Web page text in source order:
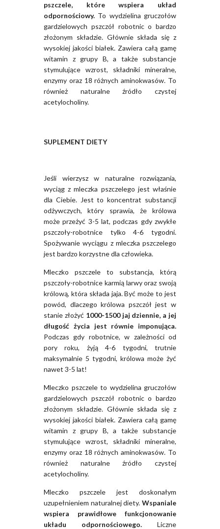
pszczele, które wspiera układ
odpornościowy. To wydzielina gruczołów
gardzielowych pszczół robotnic o bardzo
złożonym składzie. Głównie składa się z
wysokiej jakości białek. Zawiera całą gamę
witamin z grupy B, a także substancje
stymulujące wzrost, składniki mineralne,
enzymy oraz 18 różnych aminokwasów. To
również naturalne źródło czystej
acetylocholiny.
SUPLEMENT DIETY
Jeśli wierzysz w naturalne rozwiązania,
wyciąg z mleczka pszczelego jest właśnie
dla Ciebie. Jest to koncentrat substancji
odżywczych, który sprawia, że królowa
może przeżyć 3-5 lat, podczas gdy zwykłe
pszczoły-robotnice tylko 4-6 tygodni.
Spożywanie wyciągu z mleczka pszczelego
jest bardzo korzystne dla człowieka.
Mleczko pszczele to substancja, którą
pszczoły-robotnice karmią larwy oraz swoją
królową, która składa jaja. Być może to jest
powód, dlaczego królowa pszczół jest w
stanie złożyć 1000-1500 jaj dziennie, a jej
długość życia jest równie imponująca.
Podczas gdy robotnice, w zależności od
pory roku, żyją 4-6 tygodni, trutnie
maksymalnie 5 tygodni, królowa może żyć
nawet 3-5 lat!
Mleczko pszczele to wydzielina gruczołów
gardzielowych pszczół robotnic o bardzo
złożonym składzie. Głównie składa się z
wysokiej jakości białek. Zawiera całą gamę
witamin z grupy B, a także substancje
stymulujące wzrost, składniki mineralne,
enzymy oraz 18 różnych aminokwasów. To
również naturalne źródło czystej
acetylocholiny.
Mleczko pszczele jest doskonałym
uzupełnieniem naturalnej diety. Wspaniale
wspiera prawidłowe funkcjonowanie
układu odpornościowego. Liczne